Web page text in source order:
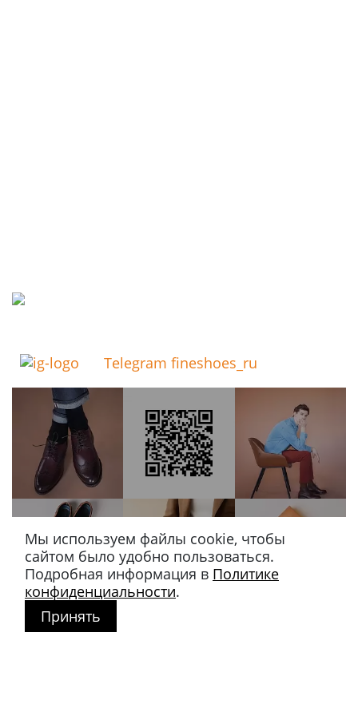
Telegram fineshoes_ru
Мы используем файлы cookie, чтобы
сайтом было удобно пользоваться.
Подробная информация в Политике
конфиденциальности.
Принять